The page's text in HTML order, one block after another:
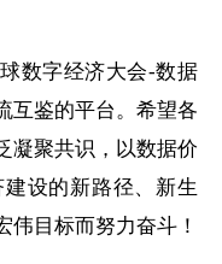
数字经济大会-数据
互鉴的平台。希望各
凝聚共识，以数据价
建设的新路径、 新生
伟目标而努力奋斗！